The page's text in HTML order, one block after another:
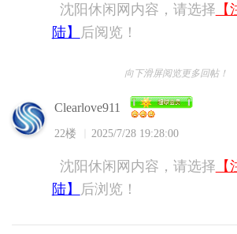
沈阳休闲网内容，请选择 【
陆】
后阅览！
向下滑屏阅览更多回帖！
Clearlove911
22楼 2025/7/28 19:28:00
沈阳休闲网内容，请选择 【
陆】
后浏览！